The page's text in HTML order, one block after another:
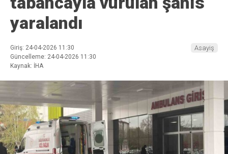
yaralandı
Giriş: 24-04-2026 11:30
Güncelleme: 24-04-2026 11:30
Kaynak: İHA
Asayiş